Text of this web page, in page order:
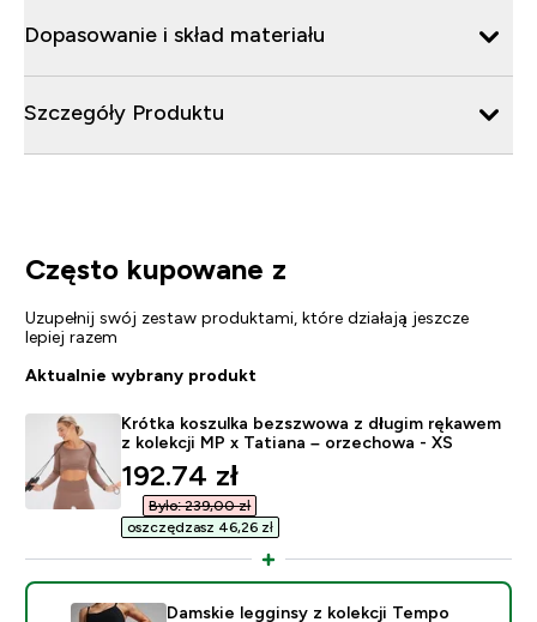
Dopasowanie i skład materiału
Szczegóły Produktu
Często kupowane z
Uzupełnij swój zestaw produktami, które działają jeszcze
lepiej razem
Aktualnie wybrany produkt
Krótka koszulka bezszwowa z długim rękawem
z kolekcji MP x Tatiana – orzechowa - XS
discounted price
192.74 zł‎
Było: 239,00 zł‎
oszczędzasz 46,26 zł‎
Damskie legginsy z kolekcji Tempo